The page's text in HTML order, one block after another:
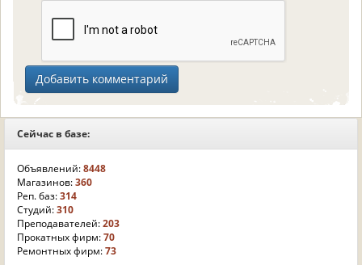
Сейчас в базе:
Объявлений:8448
Магазинов:360
Реп. баз:314
Студий:310
Преподавателей:203
Прокатных фирм:70
Ремонтных фирм:73